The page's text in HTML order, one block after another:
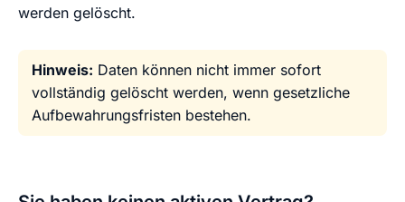
werden gelöscht.
Hinweis: Daten können nicht immer sofort
vollständig gelöscht werden, wenn gesetzliche
Aufbewahrungsfristen bestehen.